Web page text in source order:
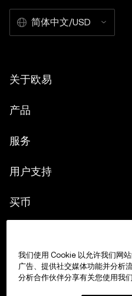
简体中文/USD
关于欧易
产品
服务
用户支持
买币
交易
我们使用 Cookie 以允许我们网
广告、提供社交媒体功能并分析
分析合作伙伴分享有关您使用我